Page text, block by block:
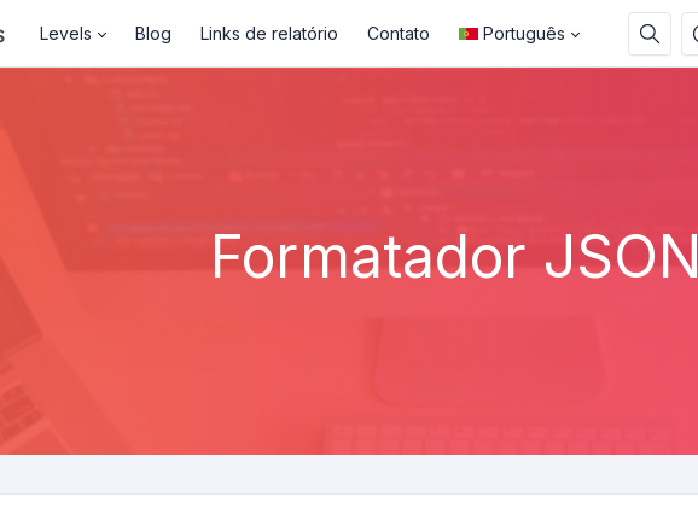
Levels Blog Links de relatório Contato Português
Formatador JSON